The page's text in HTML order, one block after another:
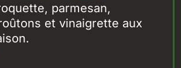
parmesan,
et vinaigrette aux